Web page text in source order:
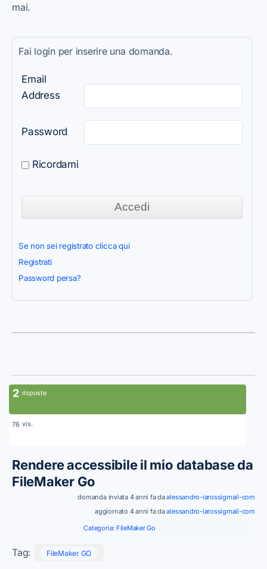
mai.
Fai login per inserire una domanda.
Email
Address
Password
Ricordami
Se non sei registrato clicca qui
Registrati
Password persa?
2 risposte
76 vis.
Rendere accessibile il mio database da
FileMaker Go
domanda inviata 4 anni fa daalessandro-iarossigmail-com
aggiornato 4 anni fa daalessandro-iarossigmail-com
Categoria: FileMaker Go
Tag: FileMaker GO